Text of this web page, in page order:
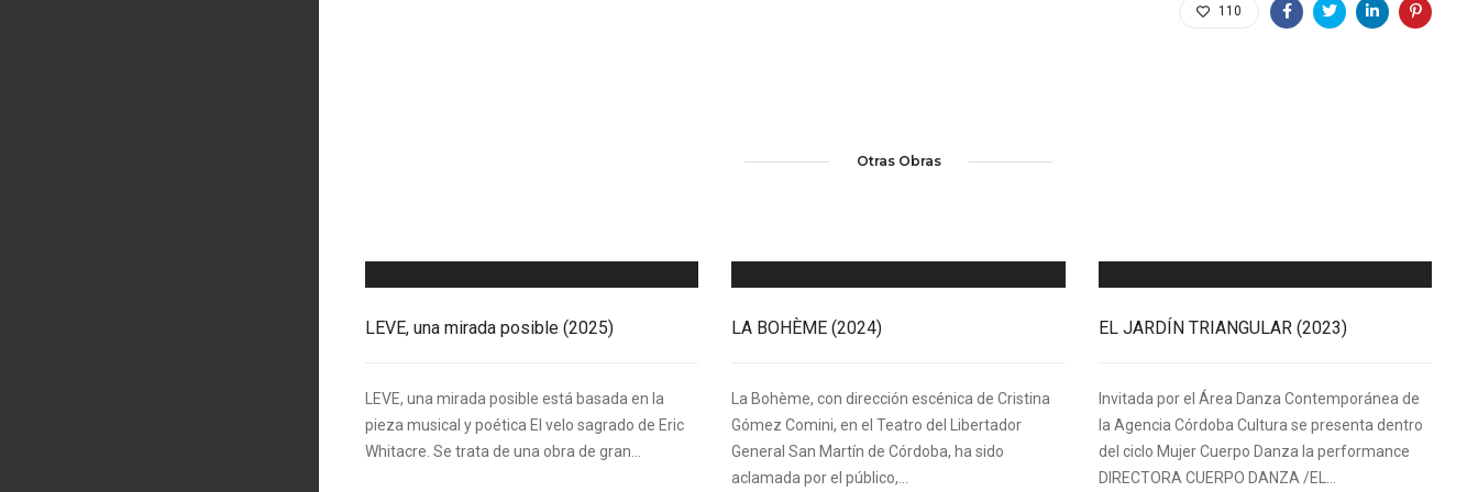
110
Otras Obras
LEVE, una mirada posible (2025)
LEVE, una mirada posible está basada en la
pieza musical y poética El velo sagrado de Eric
Whitacre. Se trata de una obra de gran...
LA BOHÈME (2024)
La Bohème, con dirección escénica de Cristina
Gómez Comini, en el Teatro del Libertador
General San Martín de Córdoba, ha sido
aclamada por el público,...
EL JARDÍN TRIANGULAR (2023)
Invitada por el Área Danza Contemporánea de
la Agencia Córdoba Cultura se presenta dentro
del ciclo Mujer Cuerpo Danza la performance
DIRECTORA CUERPO DANZA /EL...